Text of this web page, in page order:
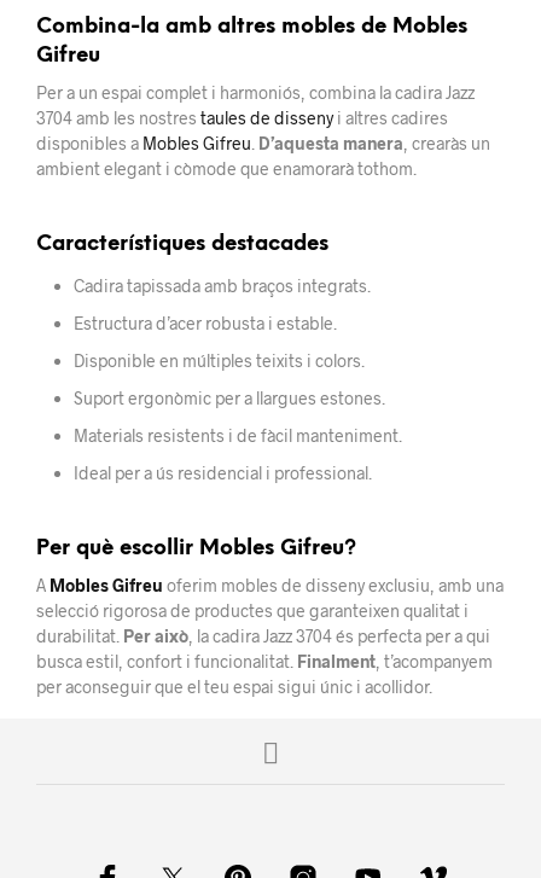
Combina-la amb altres mobles de Mobles
Gifreu
Per a un espai complet i harmoniós, combina la cadira Jazz
3704 amb les nostres taules de dissenyi altres cadires
disponibles a Mobles Gifreu D’aquesta manera , crearàs un
ambient elegant i còmode que enamorarà tothom.
Característiques destacades
Cadira tapissada amb braços integrats.
Estructura d’acer robusta i estable.
Disponible en múltiples teixits i colors.
Suport ergonòmic per a llargues estones.
Materials resistents i de fàcil manteniment.
Ideal per a ús residencial i professional.
Per què escollir Mobles Gifreu?
A Mobles Gifreu oferim mobles de disseny exclusiu, amb una
selecció rigorosa de productes que garanteixen qualitat i
durabilitat. Per això , la cadira Jazz 3704 és perfecta per a qui
busca estil, confort i funcionalitat. Finalment , t’acompanyem
per aconseguir que el teu espai sigui únic i acollidor.